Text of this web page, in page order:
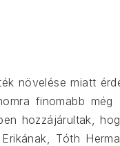
növelése miatt
finomabb
hozzájárultak,
Tóth